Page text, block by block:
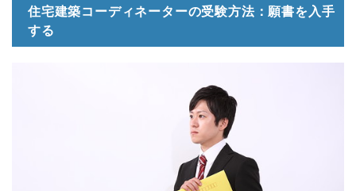
住宅建築コーディネーターの受験方法：願書を入手
する